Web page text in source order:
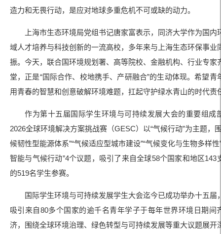
造力和无畏行动，是应对地球多重危机不可或缺的动力。
上海市生态环境局党组书记唐家富表示，同济大学作为国内
域人才培养与科技创新的一流高校，多年来与上海生态环保事业
振。今天，联合国环境规划署、高等院校、金融机构、行业专家
堂，正是“国际合作、校地携手、产研融合”的生动体现。希望青
用青春的智慧和创意破解环境难题，扛起守护绿水青山的时代责
作为第十五届国际学生环境与可持续发展大会的重要组成
2026全球环境解决方案挑战赛（GESC）以“气候行动”为主题，
候韧性型能源体系”“气候适应型城市建设”“气候变化与生物多样性
智能与气候行动”4个议题，吸引了来自全球58个国家和地区143
的519名学生参赛。
国际学生环境与可持续发展学生大会迄今已成功举办十五届
吸引来自80多个国家的逾千名青年学子于每年世界环境日期间
济，围绕全球环境治理、绿色转型与可持续发展等重大议题展开